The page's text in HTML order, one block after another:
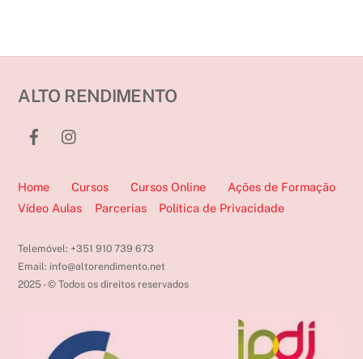
ALTO RENDIMENTO
Home Cursos Cursos Online
Ações de Formação
Vídeo Aulas
Parcerias Política de Privacidade
Telemóvel: +351 910 739 673
Email: info@altorendimento.net
2025 - © Todos os direitos reservados